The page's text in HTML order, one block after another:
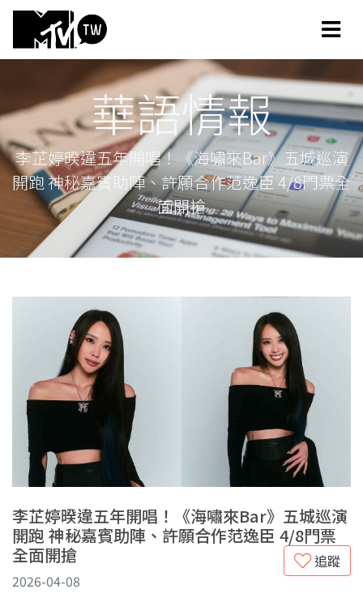
華語情報
李芷婷暌違五年開唱！《海嘯來Bar》五城巡演
開跑 神秘嘉賓助陣、許願合作范逸臣 4/8門票全
面開搶
李芷婷暌違五年開唱！《海嘯來Bar》五城巡演
開跑 神秘嘉賓助陣、許願合作范逸臣 4/8門票
全面開搶
追蹤
2026-04-08